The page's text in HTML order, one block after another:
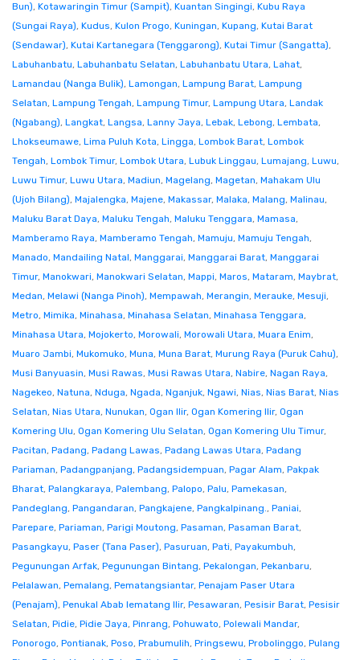
Bun), Kotawaringin Timur (Sampit), Kuantan Singingi, Kubu Raya
(Sungai Raya), Kudus, Kulon Progo, Kuningan, Kupang, Kutai Barat
(Sendawar), Kutai Kartanegara (Tenggarong), Kutai Timur (Sangatta),
Labuhanbatu, Labuhanbatu Selatan, Labuhanbatu Utara, Lahat,
Lamandau (Nanga Bulik), Lamongan, Lampung Barat, Lampung
Selatan, Lampung Tengah, Lampung Timur, Lampung Utara, Landak
(Ngabang), Langkat, Langsa, Lanny Jaya, Lebak, Lebong, Lembata,
Lhokseumawe, Lima Puluh Kota, Lingga, Lombok Barat, Lombok
Tengah, Lombok Timur, Lombok Utara, Lubuk Linggau, Lumajang, Luwu,
Luwu Timur, Luwu Utara, Madiun, Magelang, Magetan, Mahakam Ulu
(Ujoh Bilang), Majalengka, Majene, Makassar, Malaka, Malang, Malinau,
Maluku Barat Daya, Maluku Tengah, Maluku Tenggara, Mamasa,
Mamberamo Raya, Mamberamo Tengah, Mamuju, Mamuju Tengah,
Manado, Mandailing Natal, Manggarai, Manggarai Barat, Manggarai
Timur, Manokwari, Manokwari Selatan, Mappi, Maros, Mataram, Maybrat,
Medan, Melawi (Nanga Pinoh), Mempawah, Merangin, Merauke, Mesuji,
Metro, Mimika, Minahasa, Minahasa Selatan, Minahasa Tenggara,
Minahasa Utara, Mojokerto, Morowali, Morowali Utara, Muara Enim,
Muaro Jambi, Mukomuko, Muna, Muna Barat, Murung Raya (Puruk Cahu),
Musi Banyuasin, Musi Rawas, Musi Rawas Utara, Nabire, Nagan Raya,
Nagekeo, Natuna, Nduga, Ngada, Nganjuk, Ngawi, Nias, Nias Barat, Nias
Selatan, Nias Utara, Nunukan, Ogan Ilir, Ogan Komering Ilir, Ogan
Komering Ulu, Ogan Komering Ulu Selatan, Ogan Komering Ulu Timur,
Pacitan, Padang, Padang Lawas, Padang Lawas Utara, Padang
Pariaman, Padangpanjang, Padangsidempuan, Pagar Alam, Pakpak
Bharat, Palangkaraya, Palembang, Palopo, Palu, Pamekasan,
Pandeglang, Pangandaran, Pangkajene, Pangkalpinang., Paniai,
Parepare, Pariaman, Parigi Moutong, Pasaman, Pasaman Barat,
Pasangkayu, Paser (Tana Paser), Pasuruan, Pati, Payakumbuh,
Pegunungan Arfak, Pegunungan Bintang, Pekalongan, Pekanbaru,
Pelalawan, Pemalang, Pematangsiantar, Penajam Paser Utara
(Penajam), Penukal Abab lematang Ilir, Pesawaran, Pesisir Barat, Pesisir
Selatan, Pidie, Pidie Jaya, Pinrang, Pohuwato, Polewali Mandar,
Ponorogo, Pontianak, Poso, Prabumulih, Pringsewu, Probolinggo, Pulang